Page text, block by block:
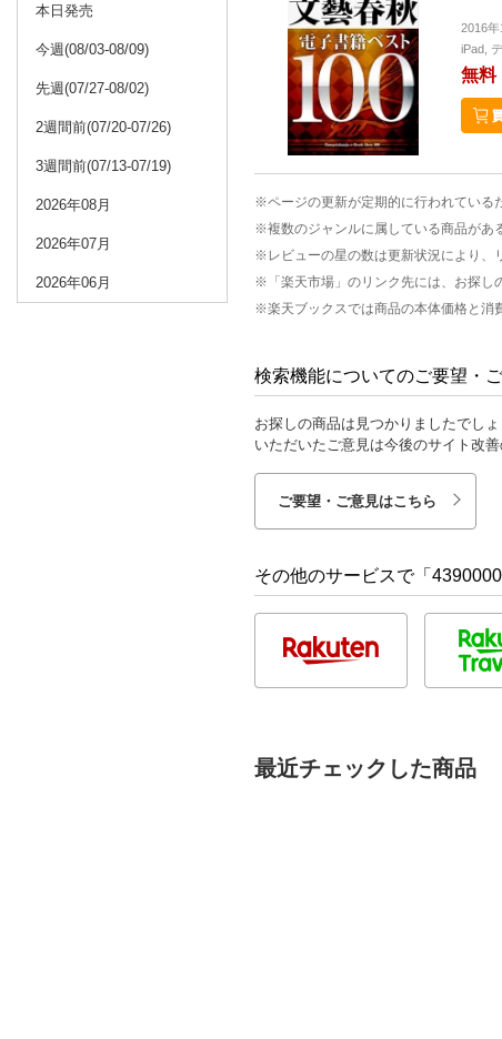
本日発売
今週(08/03-08/09)
先週(07/27-08/02)
2週間前(07/20-07/26)
3週間前(07/13-07/19)
2026年08月
2026年07月
2026年06月
2016
iPad,
無料
※ページの更新が定期的に行われている
※複数のジャンルに属している商品があ
※レビューの星の数は更新状況により、
※「楽天市場」のリンク先には、お探し
※楽天ブックスでは商品の本体価格と消
検索機能についてのご要望・
お探しの商品は見つかりましたでし
いただいたご意見は今後のサイト改
ご要望・ご意見はこちら
その他のサービスで「
最近チェックした商品